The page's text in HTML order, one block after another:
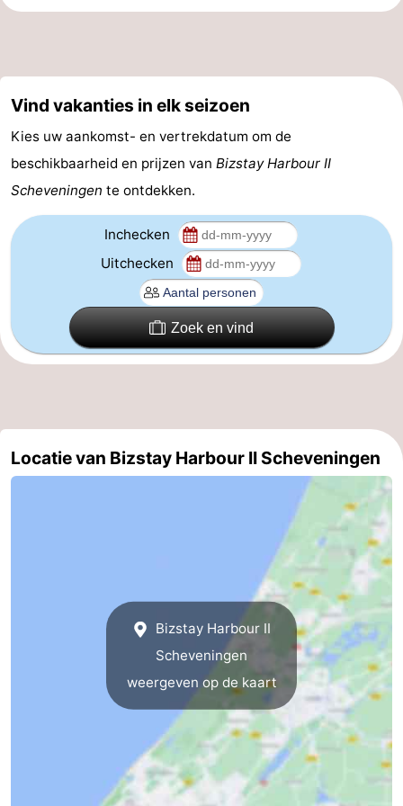
adressen
Regio
Holland
-
Natuur
-
Zee
Alkmaar
aan
Zee
Noordhollands
duinreservaat
-
Wijk
-
Vind vakanties in elk seizoen
Kies uw aankomst- en vertrekdatum om de
beschikbaarheid en prijzen van Bizstay Harbour II
Scheveningen te ontdekken.
Inchecken
Uitchecken
Zoek en vind
Locatie van Bizstay Harbour II Scheveningen
Bizstay Harbour II
Scheveningen
weergeven op de kaart